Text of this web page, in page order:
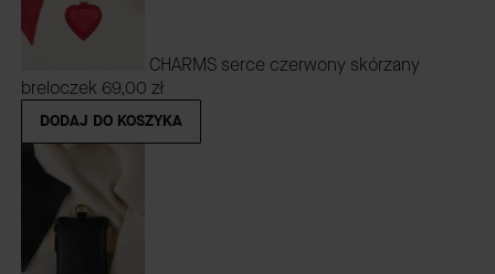
CHARMS serce czerwony skórzany
breloczek 69,00 zł
DODAJ DO KOSZYKA